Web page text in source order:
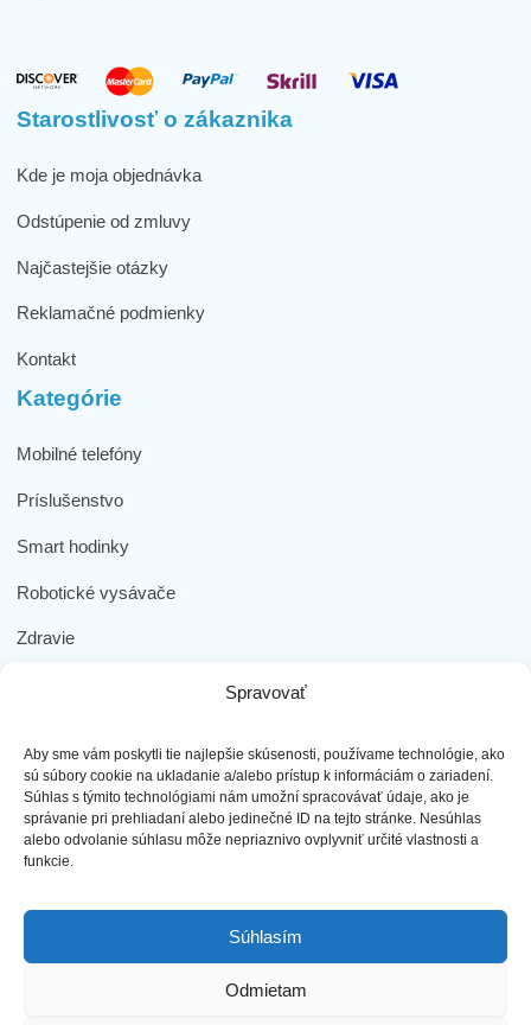
Spravovať
Aby sme vám poskytli tie najlepšie skúsenosti, používame technológie, ako
sú súbory cookie na ukladanie a/alebo prístup k informáciám o zariadení.
Súhlas s týmito technológiami nám umožní spracovávať údaje, ako je
správanie pri prehliadaní alebo jedinečné ID na tejto stránke. Nesúhlas
alebo odvolanie súhlasu môže nepriaznivo ovplyvniť určité vlastnosti a
funkcie.
Súhlasím
Odmietam
Starostlivosť o zákaznika
Kde je moja objednávka
Odstúpenie od zmluvy
Najčastejšie otázky
Reklamačné podmienky
Kontakt
Kategórie
Mobilné telefóny
Príslušenstvo
Smart hodinky
Robotické vysávače
Zdravie
Dôležité odkazy
Obchodné podmienky
Ochrana osobných údajov
Doprava a platba
Reklamácia tovaru